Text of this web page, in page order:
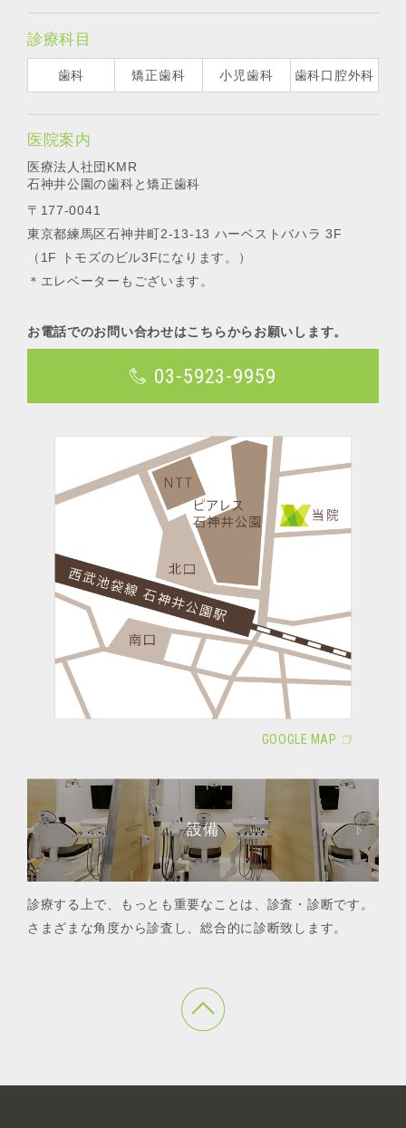
診療科目
歯科 矯正歯科 小児歯科 歯科口腔外科
医院案内
医療法人社団KMR
石神井公園の歯科と矯正歯科
〒177-0041
東京都練馬区石神井町2-13-13 ハーベストバハラ 3F
（1F トモズのビル3Fになります。）
＊エレベーターもございます。
お電話でのお問い合わせはこちらからお願いします。
03-5923-9959
GOOGLE MAP
設備
診療する上で、もっとも重要なことは、診査・診断です。
さまざまな角度から診査し、総合的に診断致します。